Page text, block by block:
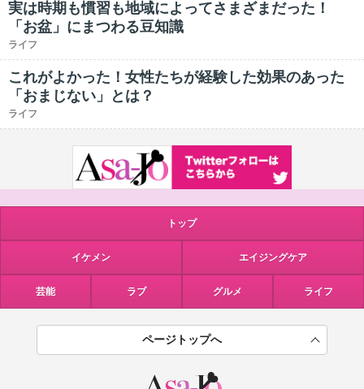
実は時期も慣習も地域によってさまざまだった！
「お盆」にまつわる豆知識
ライフ
これがよかった！女性たちが経験した効果のあった
「おまじない」とは？
ライフ
トップ
イケメン エイジングケア
芸能 ラブ グルメ ライフ
ページトップへ